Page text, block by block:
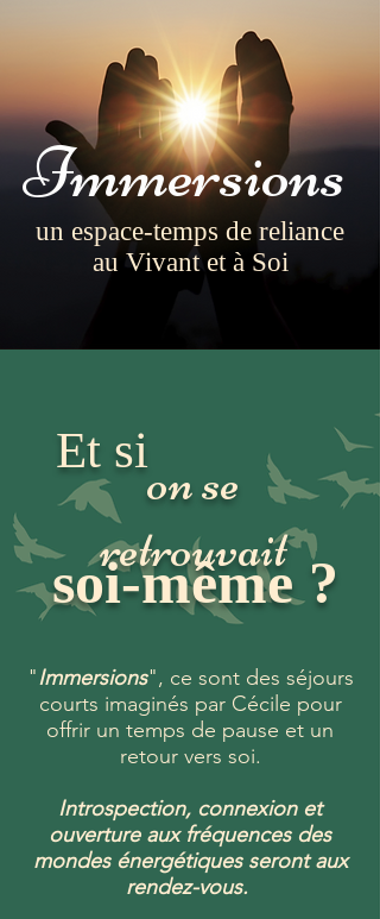
Immersions
un espace-temps de reliance
au Vivant et à Soi
Et sion se
retrouvait
soi-même ?
"Immersions", ce sont des séjours
courts imaginés par Cécile pour
offrir un temps de pause et un
retour vers soi.
Introspection, connexion et
ouverture aux fréquences des
mondes énergétiques seront aux
rendez-vous.